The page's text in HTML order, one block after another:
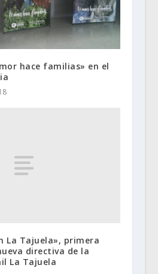
hace familias» en el
La Tajuela», primera
directiva de la
La Tajuela